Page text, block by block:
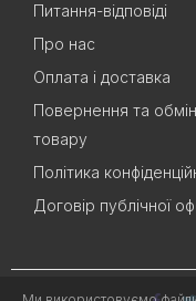
Питання-відповіді
Про нас
Оплата і доставка
Повернення та обмін
товару
Політика
Договір публічної